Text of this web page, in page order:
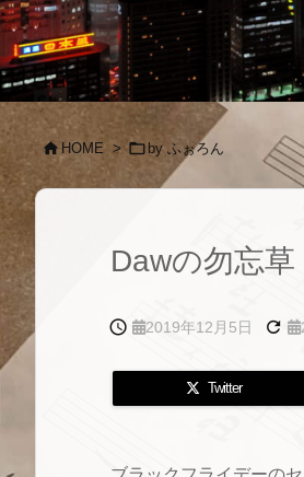
 HOME >  by ふぉろん
Dawの勿忘草
 2019年12月5日 
Twitter